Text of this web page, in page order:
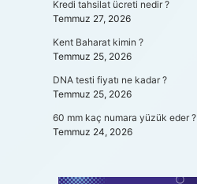
Kredi tahsilat ücreti nedir ?
Temmuz 27, 2026
Kent Baharat kimin ?
Temmuz 25, 2026
DNA testi fiyatı ne kadar ?
Temmuz 25, 2026
60 mm kaç numara yüzük eder ?
Temmuz 24, 2026